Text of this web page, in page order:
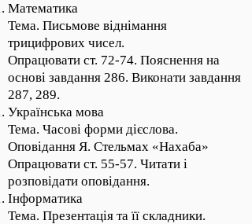
Математика
Тема. Письмове віднімання
трицифрових чисел.
Опрацювати ст. 72-74. Пояснення на
основі завдання 286. Виконати завдання
287, 289.
Українська мова
Тема. Часові форми дієслова.
Оповідання Я. Стельмах «Нахаба»
Опрацювати ст. 55-57. Читати і
розповідати оповідання.
Інформатика
Тема. Презентація та її складники.